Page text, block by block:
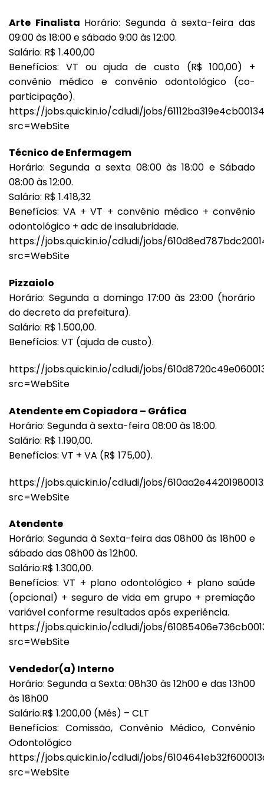
Arte Finalista Horário: Segunda à sexta-feira das
09:00 às 18:00 e sábado 9:00 às 12:00.
Salário: R$ 1.400,00
Benefícios: VT ou ajuda de custo (R$ 100,00) +
convênio médico e convênio odontológico (co-
participação).
https://jobs.quickin.io/cdludi/jobs/
src=WebSite
Técnico de Enfermagem
Horário: Segunda a sexta 08:00 às 18:00 e Sábado
08:00 às 12:00.
Salário: R$ 1.418,32
Benefícios: VA + VT + convênio médico + convênio
odontológico + adc de insalubridade.
https://jobs.quickin.io/cdludi/jobs/
src=WebSite
Pizzaiolo
Horário: Segunda a domingo 17:00 às 23:00 (horário
do decreto da prefeitura).
Salário: R$ 1.500,00.
Benefícios: VT (ajuda de custo).
https://jobs.quickin.io/cdludi/jobs/
src=WebSite
Atendente em Copiadora – Gráfica
Horário: Segunda à sexta-feira 08:00 às 18:00.
Salário: R$ 1.190,00.
Benefícios: VT + VA (R$ 175,00).
https://jobs.quickin.io/cdludi/jobs/
src=WebSite
Atendente
Horário: Segunda à Sexta-feira das 08h00 às 18h00 e
sábado das 08h00 às 12h00.
Salário:R$ 1.300,00.
Benefícios: VT + plano odontológico + plano saúde
(opcional) + seguro de vida em grupo + premiação
variável conforme resultados após experiência.
https://jobs.quickin.io/cdludi/jobs/
src=WebSite
Vendedor(a) Interno
Horário: Segunda a Sexta: 08h30 às 12h00 e das 13h00
às 18h00
Salário:R$ 1.200,00 (Mês) – CLT
Benefícios: Comissão, Convênio Médico, Convênio
Odontológico
https://jobs.quickin.io/cdludi/jobs/
src=WebSite